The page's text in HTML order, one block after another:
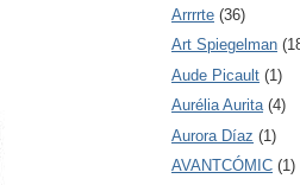
Arrrrte (36)
Art Spiegelman
Aude Picault (1)
Aurélia Aurita (4)
Aurora Díaz (1)
AVANTCÓMIC (1)